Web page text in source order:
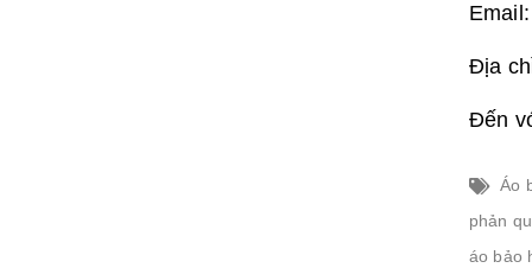
Địa
Đến
Áo
phản
áo bảo